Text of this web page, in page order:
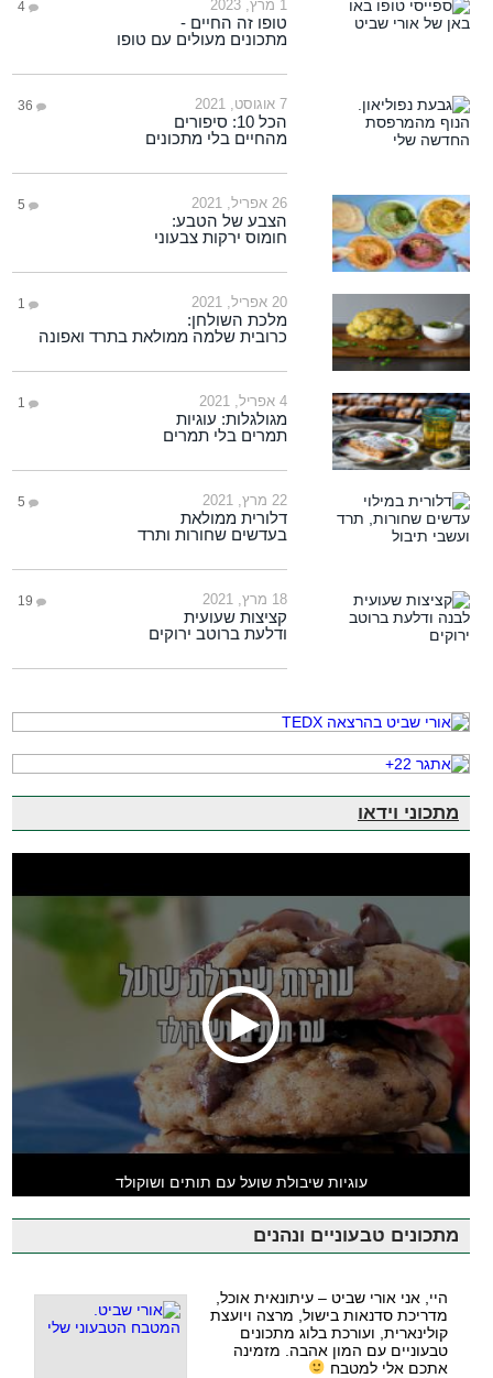
1 מרץ, 2023 4
טופו זה החיים -
מתכונים מעולים עם טופו
7 אוגוסט, 2021 36
הכל 10: סיפורים
מהחיים בלי מתכונים
26 אפריל, 2021 5
הצבע של הטבע:
חומוס ירקות צבעוני
20 אפריל, 2021 1
מלכת השולחן:
כרובית שלמה ממולאת בתרד ואפונה
4 אפריל, 2021 1
מגולגלות: עוגיות
תמרים בלי תמרים
22 מרץ, 2021 5
דלורית ממולאת
בעדשים שחורות ותרד
18 מרץ, 2021 19
קציצות שעועית
ודלעת ברוטב ירוקים
מתכוני וידאו
עוגיות שיבולת שועל עם תותים ושוקולד
מתכונים טבעוניים ונהנים
היי, אני אורי שביט – עיתונאית אוכל,
מדריכת סדנאות בישול, מרצה ויועצת
קולינארית, ועורכת בלוג מתכונים
טבעוניים עם המון אהבה. מזמינה
אתכם אלי למטבח